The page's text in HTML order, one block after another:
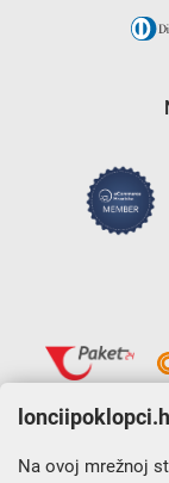
Na ovoj mrežnoj